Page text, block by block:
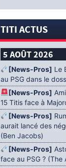
TITI ACTUS
5 AOÛT 2026
[News-Pros] Le
au PSG dans le
[News-Pros]
15 Titis face à
[News-Pros]
aurait lancé des
(Ben Jacobs)
[News-Pros]
face au PSG ? (The